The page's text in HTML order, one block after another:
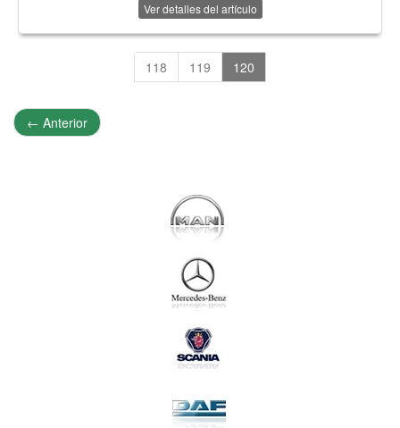
Ver detalles del artículo
118 119 120
← Anterior